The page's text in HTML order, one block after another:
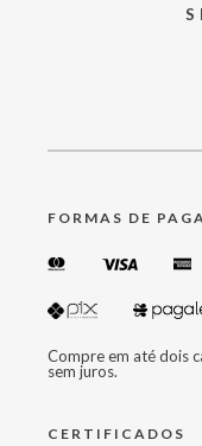
FORMAS DE
Compre em até dois
sem juros.
CERTIFICADOS